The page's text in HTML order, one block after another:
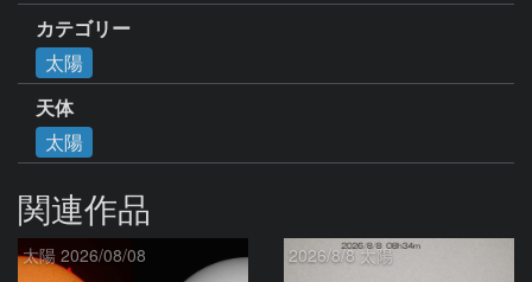
カテゴリー
太陽
天体
太陽
関連作品
太陽 2026/08/08 2026/8/8 太陽